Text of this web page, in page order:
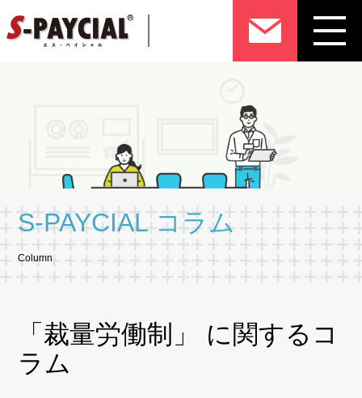
S-PAYCIAL コラム
Column
「裁量労働制」 に関するコ
ラム